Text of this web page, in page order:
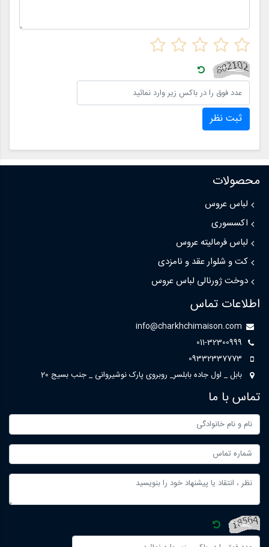
ثبت نظر
محصولات
لباس عروس
اکسسوری
لباس فرمالیته عروس
کت و شلوار عقد و نامزدی
دوخت ژورنالی لباس عروس
اطلاعات تماس
info@charkhchimaison.com
011-32300999
09332337773
بابل _ اول جاده بابلسر_ روبروی پارک نوشیروانی _ جنب بسیج 20
تماس با ما